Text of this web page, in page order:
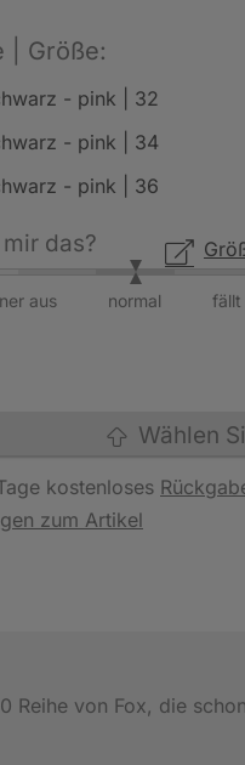
| Größe:
- pink | 32
- pink | 34
- pink | 36
das?
aus fällt
normal
Wählen
kostenloses
zum Artikel
Reihe von Fox, die schon